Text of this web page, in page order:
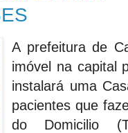
A prefeitura de
imóvel na capital
instalará uma
pacientes que
do Domicilio